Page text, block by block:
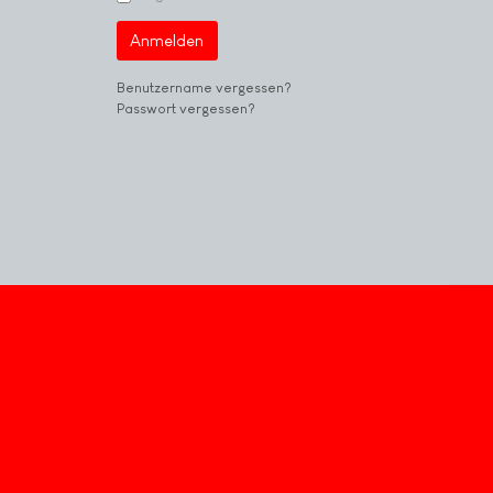
Anmelden
Benutzername vergessen?
Passwort vergessen?